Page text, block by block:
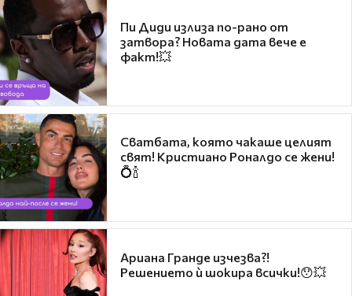
Пи Диди излиза по-рано от
затвора? Новата дата вече е
факт!💥
Сватбата, която чакаше целият
свят! Кристиано Роналдо се жени!
💍🍾
Ариана Гранде изчезва?!
Решението ѝ шокира всички!😯💥